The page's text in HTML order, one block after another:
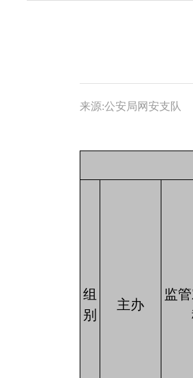
来源:公安局网安支队
组
别
主办
监